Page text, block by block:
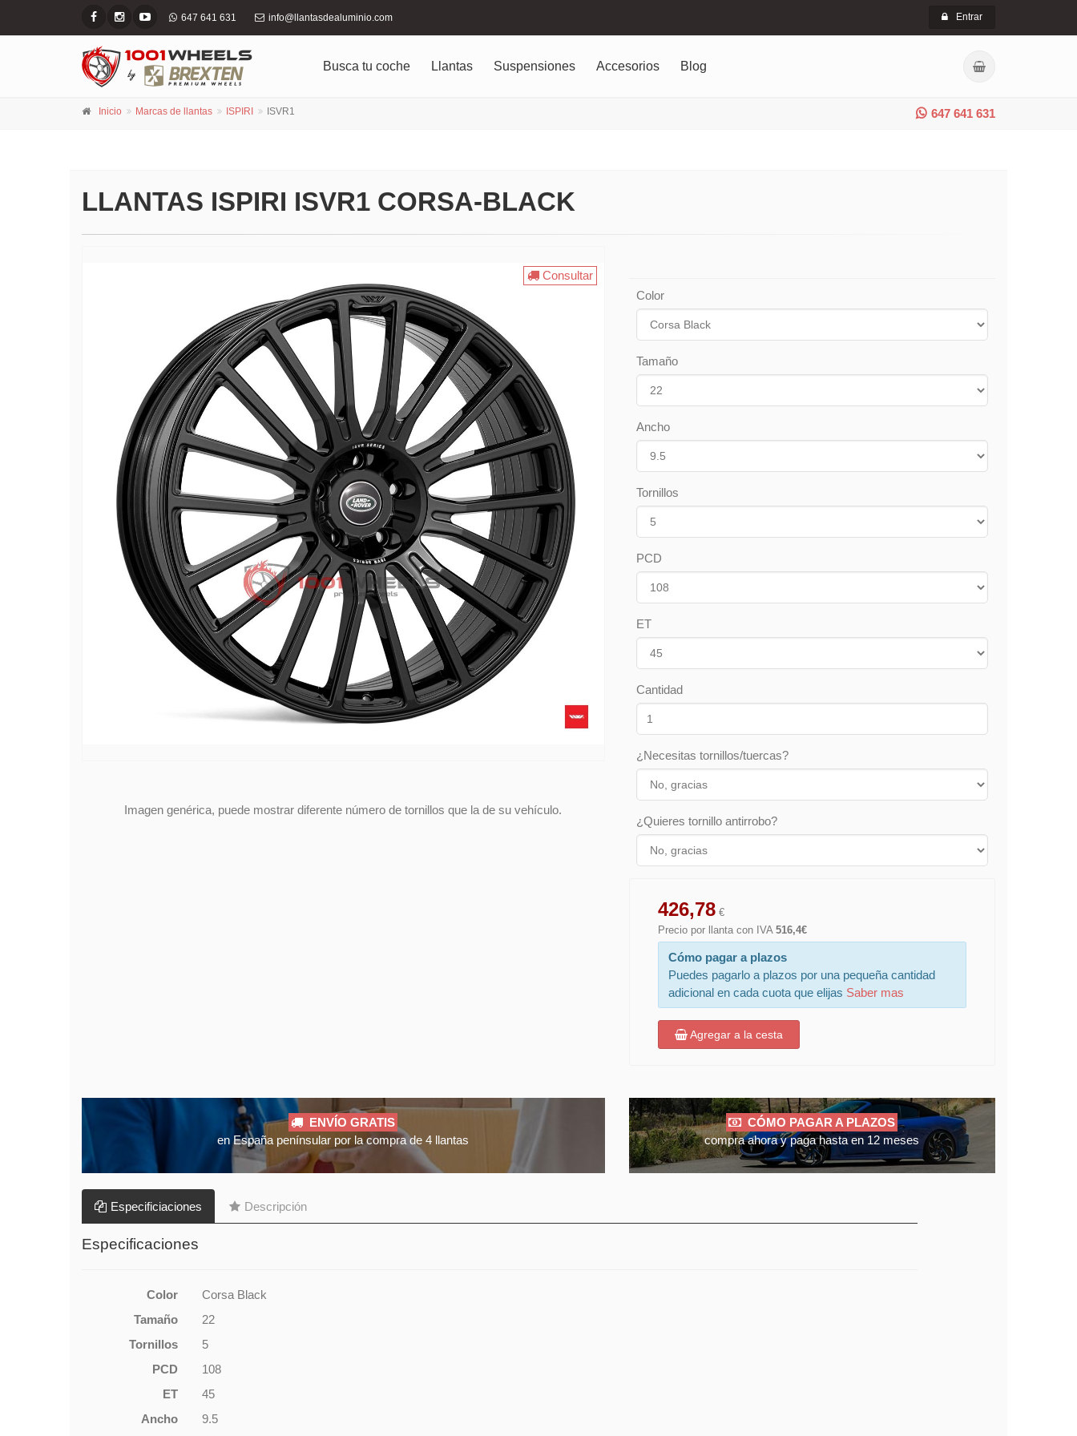
647 641 631 info@llantasdealuminio.com Entrar
Busca tu coche Llantas Suspensiones Accesorios Blog
647 641 631
Inicio Marcas de llantas ISPIRI ISVR1
LLANTAS ISPIRI ISVR1 CORSA-BLACK
Imagen genérica, puede mostrar diferente número de tornillos que la de su vehículo.
Consultar
Color
Tamaño
Ancho
Tornillos
PCD
ET
Cantidad
¿Necesitas tornillos/tuercas?
¿Quieres tornillo antirrobo?
426,78 €
Precio por llanta con IVA 516,4€
Cómo pagar a plazos
Puedes pagarlo a plazos por una pequeña cantidad
adicional en cada cuota que elijas Saber mas
Agregar a la cesta
ENVÍO GRATIS
en España penínsular por la compra de 4 llantas
CÓMO PAGAR A PLAZOS
compra ahora y paga hasta en 12 meses
Especificiaciones Descripción
Especificaciones
Color
Corsa Black
Tamaño
22
Tornillos
5
PCD
108
ET
45
Ancho
9.5